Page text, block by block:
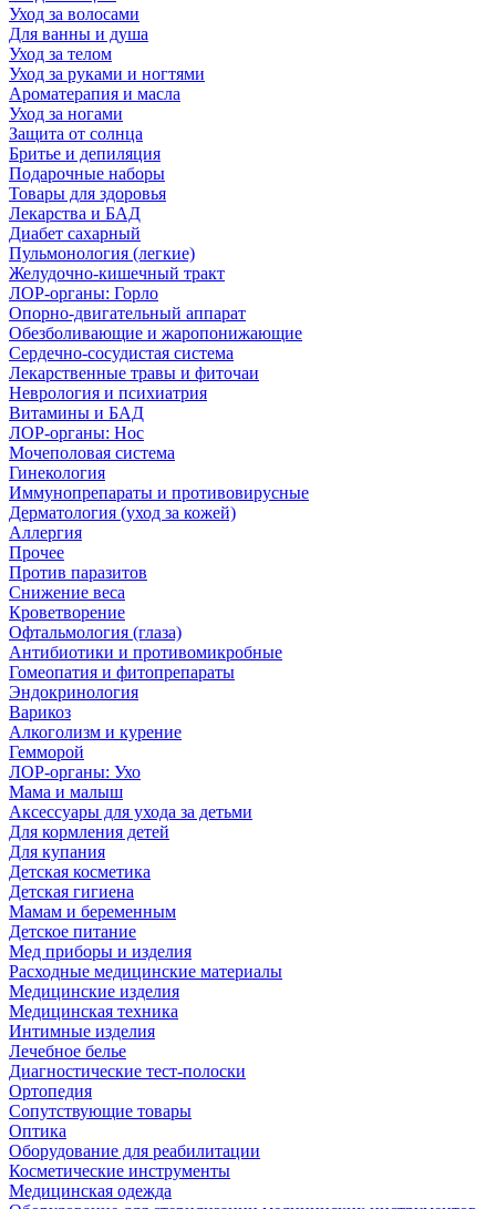
Уход за волосами
Для ванны и душа
Уход за телом
Уход за руками и ногтями
Ароматерапия и масла
Уход за ногами
Защита от солнца
Бритье и депиляция
Подарочные наборы
Товары для здоровья
Лекарства и БАД
Диабет сахарный
Пульмонология (легкие)
Желудочно-кишечный тракт
ЛОР-органы: Горло
Опорно-двигательный аппарат
Обезболивающие и жаропонижающие
Сердечно-сосудистая система
Лекарственные травы и фиточаи
Неврология и психиатрия
Витамины и БАД
ЛОР-органы: Нос
Мочеполовая система
Гинекология
Иммунопрепараты и противовирусные
Дерматология (уход за кожей)
Аллергия
Прочее
Против паразитов
Снижение веса
Кроветворение
Офтальмология (глаза)
Антибиотики и противомикробные
Гомеопатия и фитопрепараты
Эндокринология
Варикоз
Алкоголизм и курение
Гемморой
ЛОР-органы: Ухо
Мама и малыш
Аксессуары для ухода за детьми
Для кормления детей
Для купания
Детская косметика
Детская гигиена
Мамам и беременным
Детское питание
Мед приборы и изделия
Расходные медицинские материалы
Медицинские изделия
Медицинская техника
Интимные изделия
Лечебное белье
Диагностические тест-полоски
Ортопедия
Сопутствующие товары
Оптика
Оборудование для реабилитации
Косметические инструменты
Медицинская одежда